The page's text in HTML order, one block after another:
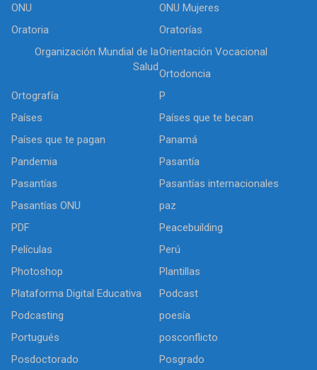
ONU
ONU Mujeres
Oratoria
Oratorías
Organización Mundial de la
Salud
Orientación Vocacional
Ortodoncia
Ortografía
P
Países
Países que te becan
Países que te pagan
Panamá
Pandemia
Pasantía
Pasantías
Pasantías internacionales
Pasantías ONU
paz
PDF
Peacebuilding
Películas
Perú
Photoshop
Plantillas
Plataforma Digital Educativa
Podcast
Podcasting
poesía
Portugués
posconflicto
Posdoctorado
Posgrado